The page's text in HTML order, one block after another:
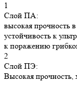
1
Слой ПА:
высокая прочность
устойчивость к
к поражению
2
Слой ПЭ:
Высокая прочность,